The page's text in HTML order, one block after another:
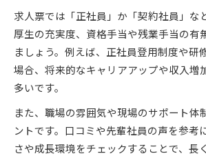
求人票では「正社員」か「契約社員」な
厚生の充実度、資格手当や残業手当の有
ましょう。例えば、正社員登用制度や研
場合、将来的なキャリアアップや収入増
多いです。
また、職場の雰囲気や現場のサポート体
ントです。口コミや先輩社員の声を参考
さや成長環境をチェックすることで、長